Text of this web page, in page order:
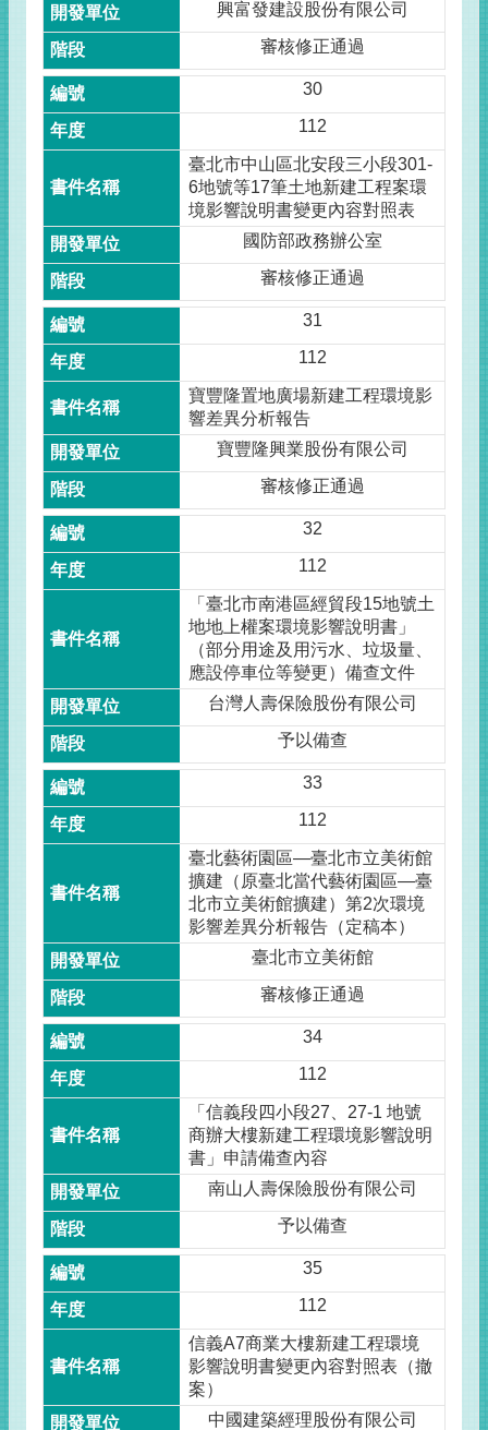
興富發建設股份有限公司
審核修正通過
30
112
臺北市中山區北安段三小段301-
6地號等17筆土地新建工程案環
境影響說明書變更內容對照表
國防部政務辦公室
審核修正通過
31
112
寶豐隆置地廣場新建工程環境影
響差異分析報告
寶豐隆興業股份有限公司
審核修正通過
32
112
「臺北市南港區經貿段15地號土
地地上權案環境影響說明書」
（部分用途及用污水、垃圾量、
應設停車位等變更）備查文件
台灣人壽保險股份有限公司
予以備查
33
112
臺北藝術園區—臺北市立美術館
擴建（原臺北當代藝術園區—臺
北市立美術館擴建）第2次環境
影響差異分析報告（定稿本）
臺北市立美術館
審核修正通過
34
112
「信義段四小段27、27-1 地號
商辦大樓新建工程環境影響說明
書」申請備查內容
南山人壽保險股份有限公司
予以備查
35
112
信義A7商業大樓新建工程環境
影響說明書變更內容對照表（撤
案）
中國建築經理股份有限公司